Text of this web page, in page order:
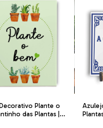
Plante o
das Plantas |